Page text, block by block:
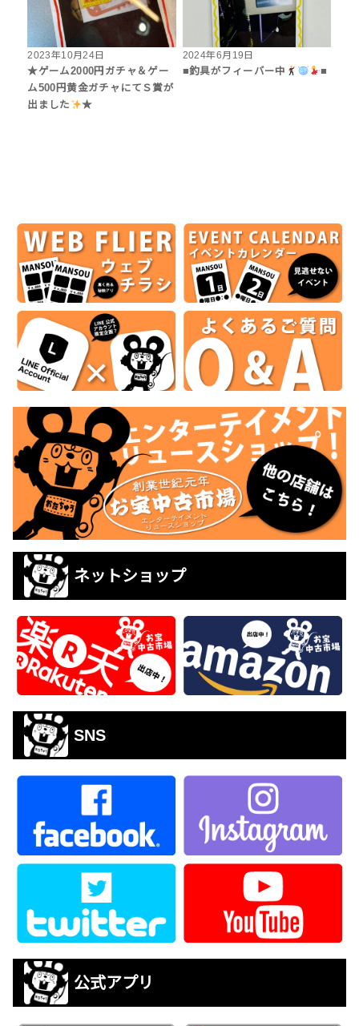
2023年10月24日
★ゲーム2000円ガチャ＆ゲー
ム500円黄金ガチャにてＳ賞が
出ました
★
2024年6月19日
■釣具がフィーバー中
■
ネットショップ
SNS
公式アプリ